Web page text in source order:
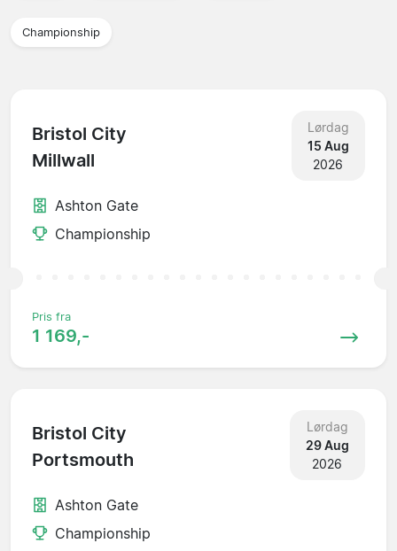
Championship
Bristol City
Millwall
Lørdag
15 Aug
2026
Ashton Gate
Championship
Pris fra
1 169,-
Bristol City
Portsmouth
Lørdag
29 Aug
2026
Ashton Gate
Championship